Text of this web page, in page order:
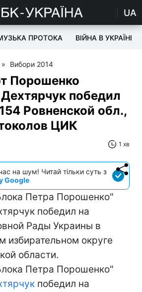
UA
ПРОТОКА ВІЙНА В УКРАЇНІ
» Вибори 2014
Порошенко
победил
Ровненской обл.,
ЦИК
1 хв
на шум! Читай тільки суть з
Google
Петра Порошенко"
победил на
Рады Украины в
избирательном округе
области.
Петра Порошенко"
победил на